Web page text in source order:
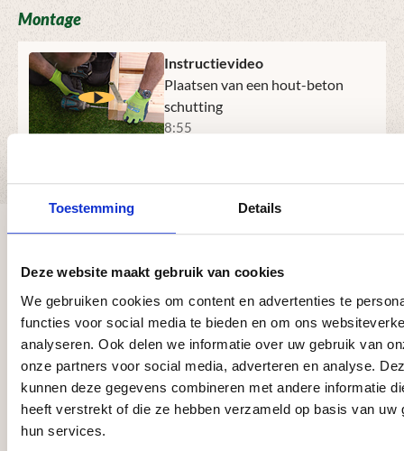
Toestemming Details
Deze website maakt gebruik van cookies
We gebruiken cookies om content en advertenties te
functies voor social media te bieden en om ons
analyseren. Ook delen we informatie over uw gebruik van
onze partners voor social media, adverteren en analyse.
kunnen deze gegevens combineren met andere informatie
heeft verstrekt of die ze hebben verzameld op basis van uw
hun services.
Met dit aluminium knelprofiel 50 mm creëert u een nette,
professionele en waterdichte afwerking van uw dakranden,
zodat uw dakbedekking stevig blijft zitten. Ideaal voor een
betrouwbare, duurzame en strakke dakrandafwerking.
Montage
Instructievideo
Plaatsen van een hout-beton
schutting
8:55
Download montagehandleiding
Ervaringen van onze klanten
Zeer tevreden! Vriendelijke
medewerkers die met je meedenken in
oplossingen. Snelle en keurige
levering!
Ik ben zeer tevreden over mijn
bestelling bij Megaschutting. Alles is
perfect verlopen — van het bestellen
tot aan de levering en de montage. De
monteur was een echte professional:
vriendelijk, werkt snel, netjes en met
Wij zijn zeer tevreden over de
geplaatste schutting door Mega-
schutting. Deze mensen werken
vakkundig, netjes en zijn super
vriendelijk. Zeker een aanrader
diegene die een mooie schutting
Alleen maar
vaklui die na
omstandigheden de
schutting hebben
aanbevelen aan
Wij zijn
begin tot
gezet.
keurig te